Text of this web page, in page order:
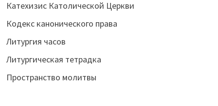
Катехизис Католической Церкви
Кодекс канонического права
Литургия часов
Литургическая тетрадка
Пространство молитвы